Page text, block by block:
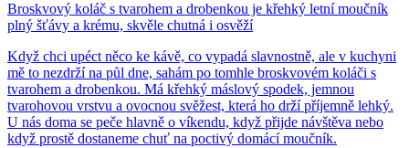
Broskvový koláč s tvarohem a drobenkou je křehký letní moučník
plný šťávy a krému, skvěle chutná i osvěží
Když chci upéct něco ke kávě, co vypadá slavnostně, ale v kuchyni
mě to nezdrží na půl dne, sahám po tomhle broskvovém koláči s
tvarohem a drobenkou. Má křehký máslový spodek, jemnou
tvarohovou vrstvu a ovocnou svěžest, která ho drží příjemně lehký.
U nás doma se peče hlavně o víkendu, když přijde návštěva nebo
když prostě dostaneme chuť na poctivý domácí moučník.